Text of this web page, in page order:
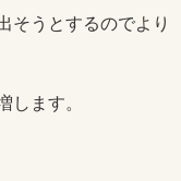
そうとするのでより
します。